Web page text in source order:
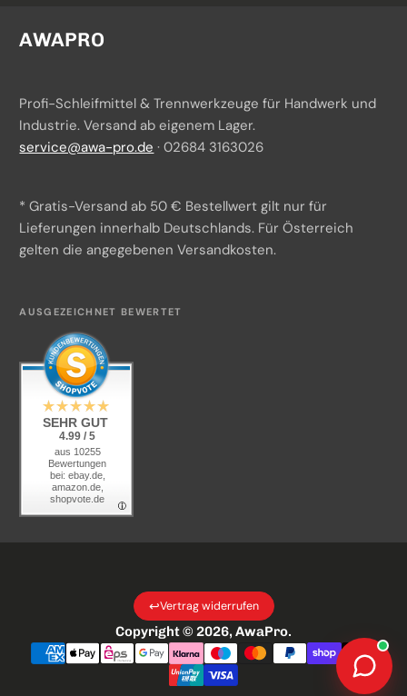
TAF Abrasivi
Widerrufsrecht
Batteriegesetzhinweise
Impressum
Versand & Zahlung
Beschaffungsservice
KI-Transparenz
AWAPRO
Profi-Schleifmittel & Trennwerkzeuge für Handwerk und
Industrie. Versand ab eigenem Lager.
service@awa-pro.de · 02684 3163026
* Gratis-Versand ab 50 € Bestellwert gilt nur für
Lieferungen innerhalb Deutschlands. Für Österreich
gelten die angegebenen Versandkosten.
AUSGEZEICHNET BEWERTET
SEHR GUT
4.99 / 5
aus 10255
Bewertungen
bei: ebay.de,
amazon.de,
shopvote.de
Copyright © 2026, AwaPro.
↩Vertrag widerrufen
Zahlungsarten